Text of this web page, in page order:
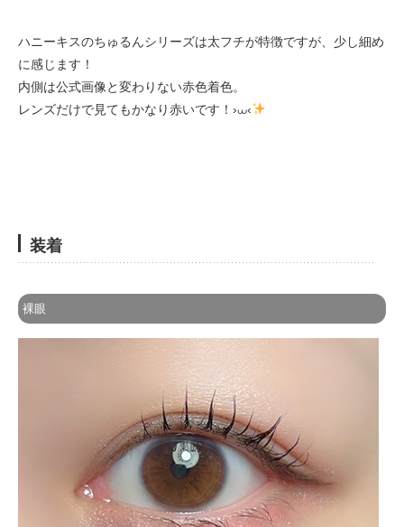
ハニーキスのちゅるんシリーズは太フチが特徴ですが、少し細め
に感じます！
内側は公式画像と変わりない赤色着色。
レンズだけで見てもかなり赤いです！›⩊‹
装着
裸眼